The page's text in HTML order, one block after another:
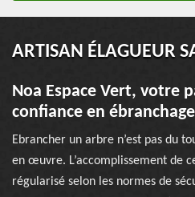
ARTISAN ÉLAGUEUR
Noa Espace Vert, votre
confiance en
Ebrancher un arbre n’est pas du
en œuvre. L’accomplissement de
régularisé selon les normes de